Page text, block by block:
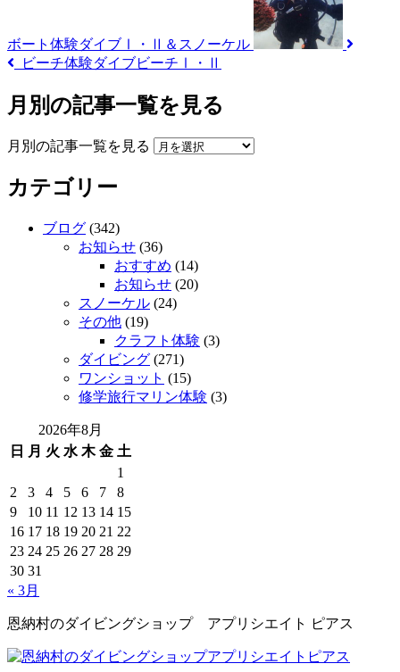
ボート体験ダイブⅠ・Ⅱ＆スノーケル
ビーチ体験ダイブビーチⅠ・Ⅱ
月別の記事一覧を見る
月別の記事一覧を見る
カテゴリー
ブログ (342)
お知らせ (36)
おすすめ (14)
お知らせ (20)
スノーケル (24)
その他 (19)
クラフト体験 (3)
ダイビング (271)
ワンショット (15)
修学旅行マリン体験 (3)
2026年8月
日
月 火 水 木 金 土
1
2
3 4 5 6 7
8
9
10 11 12 13 14 15
16 17 18 19 20 21 22
23 24 25 26 27 28 29
30 31
« 3月
恩納村のダイビングショップ アプリシエイト ピアス